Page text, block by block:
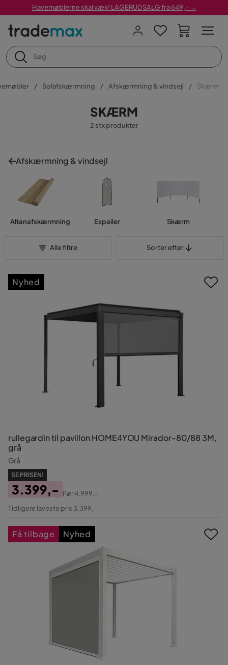
Havemøblerne skal væk! LAGERUDSALG fra 649,- →
Solafskærmning Afskærmning & vindsejl Skærm
SKÆRM
2 stk produkter
Afskærmning & vindsejl
Altanafskærmning Espailer Skærm
Alle filtre Sorter efter
rullegardin til pavillon HOME4YOU Mirador-80/88 3M,
grå
Grå
SE PRISEN!
Pris
3.399,-
Original
Før4.999,-
Tidligere laveste pris 3.399,-
Nyhed
Få tilbage Nyhed